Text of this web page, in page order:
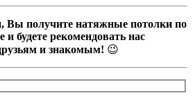
Вы получите натяжные потолки по
и будете рекомендовать нас
и знакомым! 😉